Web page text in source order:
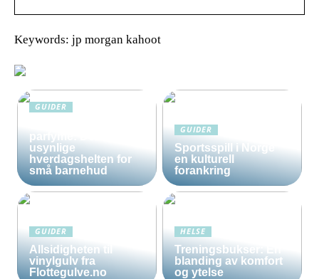
Keywords: jp morgan kahoot
GUIDER
parfyme: Den
usynlige
hverdagshelten for
små barnehud
GUIDER
Sportsspill i Norge
en kulturell
forankring
GUIDER
Allsidigheten til
vinylgulv fra
Flottegulve.no
HELSE
Treningsbukser: En
blanding av komfort
og ytelse